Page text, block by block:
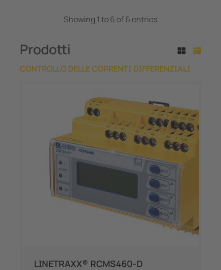
Showing 1 to 6 of 6 entries
Prodotti
CONTROLLO DELLE CORRENTI DIFFERENZIALI
LINETRAXX® RCMS460-D